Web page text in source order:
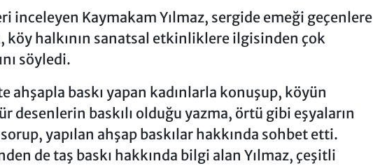
inceleyen Kaymakam Yılmaz, sergide emeği geçenlere
köy halkının sanatsal etkinliklere ilgisinden çok
söyledi.
ahşapla baskı yapan kadınlarla konuşup, köyün
desenlerin baskılı olduğu yazma, örtü gibi eşyaların
sorup, yapılan ahşap baskılar hakkında sohbet etti.
de taş baskı hakkında bilgi alan Yılmaz, çeşitli